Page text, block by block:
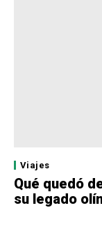
Viajes
Qué quedó
su legado